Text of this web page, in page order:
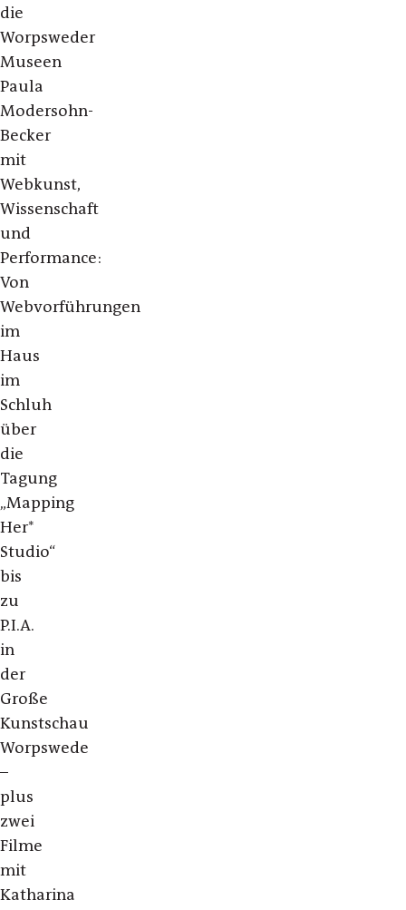
die
Worpsweder
Museen
Paula
Modersohn-
Becker
mit
Webkunst,
Wissenschaft
und
Performance:
Von
Webvorführungen
im
Haus
im
Schluh
über
die
Tagung
„Mapping
Her*
Studio“
bis
zu
P.I.A.
in
der
Große
Kunstschau
Worpswede
–
plus
zwei
Filme
mit
Katharina